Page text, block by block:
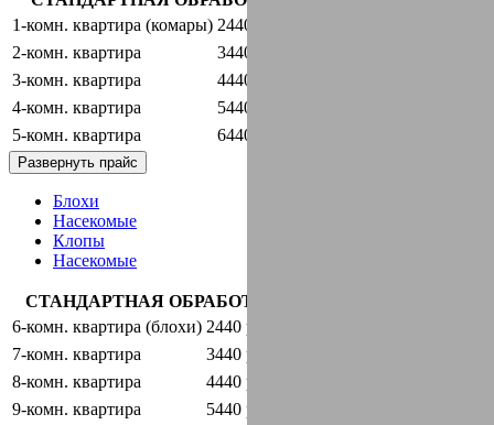
1-комн. квартира (комары) 2440 руб.
2-комн. квартира 3440 руб.
3-комн. квартира 4440 руб.
4-комн. квартира 5440 руб.
5-комн. квартира 6440 руб.
Развернуть прайс
Блохи
Насекомые
Клопы
Насекомые
СТАНДАРТНАЯ ОБРАБОТКА + ГАРАНТИЯ
6-комн. квартира (блохи) 2440 руб.
7-комн. квартира 3440 руб.
8-комн. квартира 4440 руб.
9-комн. квартира 5440 руб.